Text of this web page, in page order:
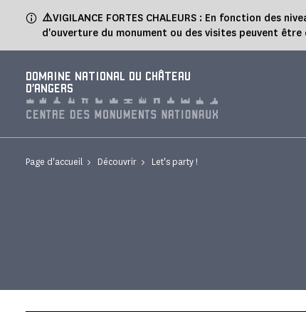
⚠️VIGILANCE FORTES CHALEURS : En fonction
d'ouverture du monument ou des visites peuvent être
DOMAINE NATIONAL DU CHÂTEAU
D'ANGERS
Page d'accueil Découvrir Let's party !